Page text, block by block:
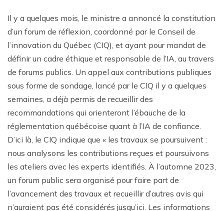
Il y a quelques mois, le ministre a annoncé la constitution
d’un forum de réflexion, coordonné par le Conseil de
l’innovation du Québec (CIQ), et ayant pour mandat de
définir un cadre éthique et responsable de l’IA, au travers
de forums publics. Un appel aux contributions publiques
sous forme de sondage, lancé par le CIQ il y a quelques
semaines, a déjà permis de recueillir des
recommandations qui orienteront l’ébauche de la
réglementation québécoise quant à l’IA de confiance.
D’ici là, le CIQ indique que « les travaux se poursuivent :
nous analysons les contributions reçues et poursuivons
les ateliers avec les experts identifiés. À l’automne 2023,
un forum public sera organisé pour faire part de
l’avancement des travaux et recueillir d’autres avis qui
n’auraient pas été considérés jusqu’ici. Les informations